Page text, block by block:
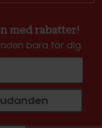
med rabatter!
bara för dig.